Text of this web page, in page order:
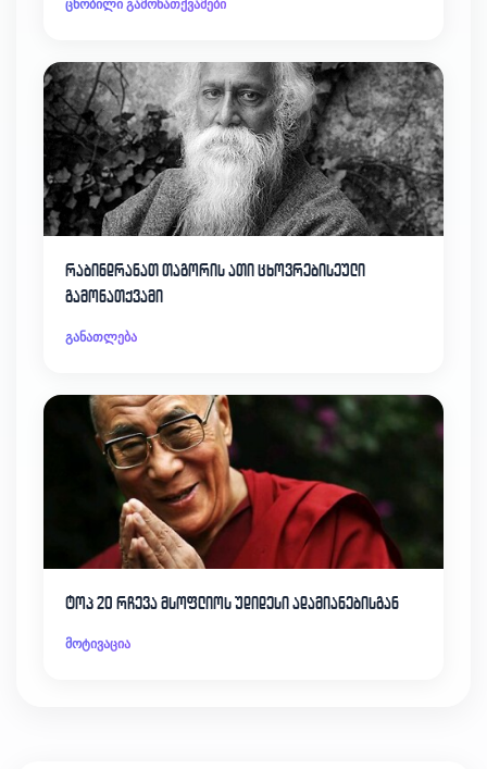
ცნობილი გამონათქვამები
რაბინდრანათ თაგორის ათი ცხოვრებისეული
გამონათქვამი
განათლება
ტოპ 20 რჩევა მსოფლიოს უდიდესი ადამიანებისგან
მოტივაცია